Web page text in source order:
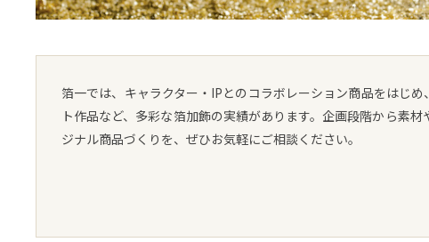
箔一では、キャラクター・IPとのコラボレーション商品をはじ
ト作品など、多彩な箔加飾の実績があります。企画段階から素
ジナル商品づくりを、ぜひお気軽にご相談ください。